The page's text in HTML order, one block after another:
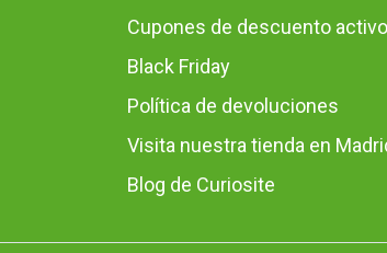
Cupones de descuento
Black Friday
Política de devoluciones
Visita nuestra tienda en
Blog de Curiosite